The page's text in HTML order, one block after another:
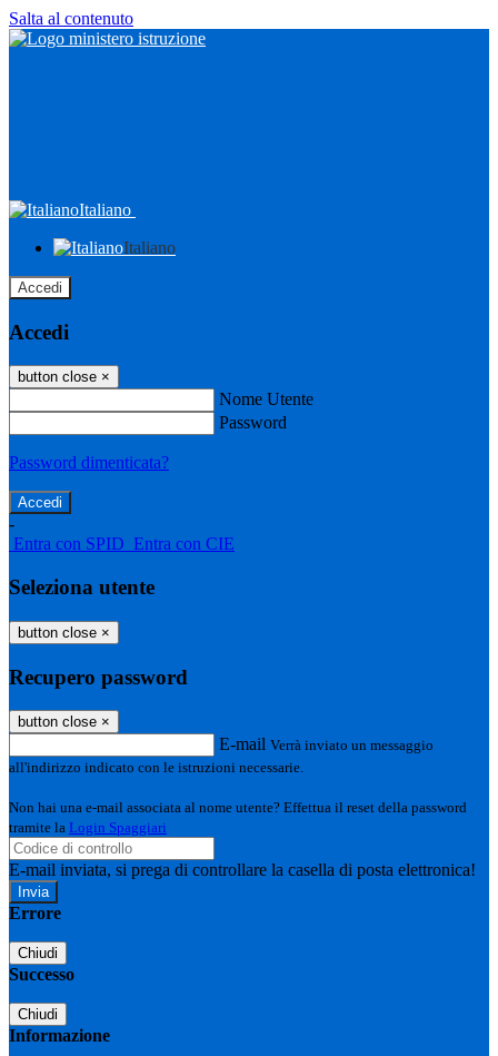
Salta al contenuto
Italiano
Italiano
Accedi
Accedi
button close ×
Nome Utente
Password
Password dimenticata?
-
Entra con SPID Entra con CIE
Seleziona utente
button close ×
Recupero password
button close ×
E-mail Verrà inviato un messaggio
all'indirizzo indicato con le istruzioni necessarie.
Non hai una e-mail associata al nome utente? Effettua il reset della password
tramite la Login Spaggiari
E-mail inviata, si prega di controllare la casella di posta elettronica!
Errore
Chiudi
Successo
Chiudi
Informazione